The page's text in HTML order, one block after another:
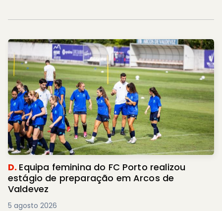
D. Equipa feminina do FC Porto realizou
estágio de preparação em Arcos de
Valdevez
5 agosto 2026